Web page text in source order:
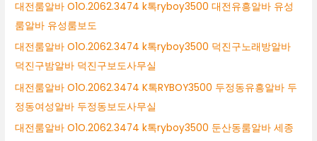
대전룸알바 O1O.2062.3474 k톡ryboy3500 대전유흥알바 유성
룸알바 유성룸보도
대전룸알바 O1O.2062.3474 k톡ryboy3500 덕진구노래방알바
덕진구밤알바 덕진구보도사무실
대전룸알바 O1O.2062.3474 K톡RYBOY3500 두정동유흥알바 두
정동여성알바 두정동보도사무실
대전룸알바 O1O.2062.3474 k톡ryboy3500 둔산동룸알바 세종